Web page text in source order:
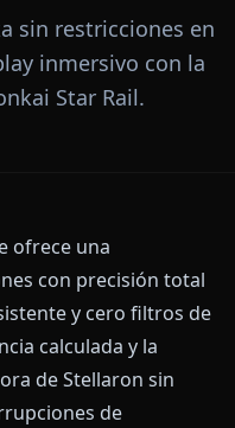
sin restricciones en
inmersivo con la
Star Rail.
ofrece una
con precisión total
y cero filtros de
calculada y la
de Stellaron sin
de